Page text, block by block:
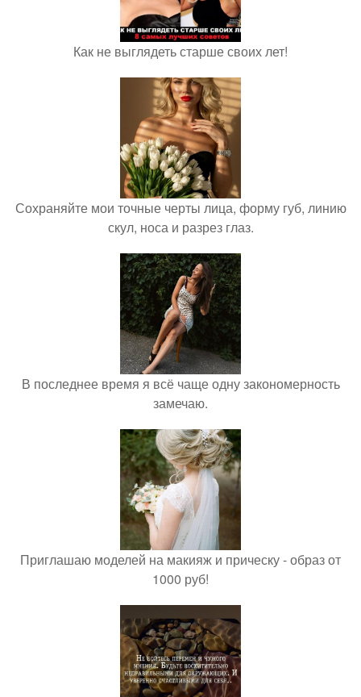
Как не выглядеть старше своих лет!
Сохраняйте мои точные черты лица, форму губ, линию
скул, носа и разрез глаз.
В последнее время я всё чаще одну закономерность
замечаю.
Приглашаю моделей на макияж и прическу - образ от
1000 руб!